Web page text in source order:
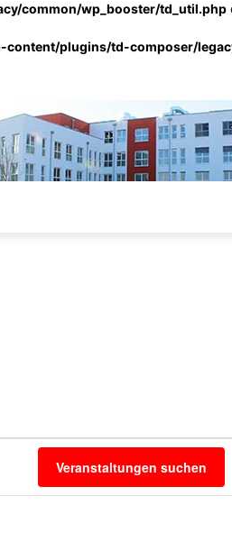
common/wp_booster/td_util.php
plugins/td-composer/
Veranstaltungen suchen